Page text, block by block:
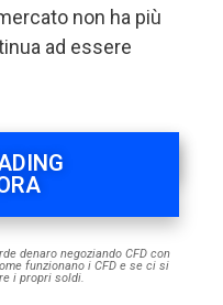
non ha più
ad essere
denaro negoziando CFD con
funzionano i CFD e se ci si
i propri soldi.